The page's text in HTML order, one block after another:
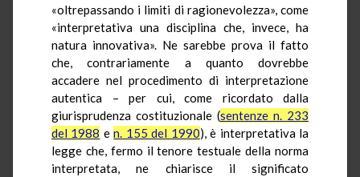
«oltrepassando i limiti di ragionevolezza», come
«interpretativa una disciplina che, invece, ha
natura innovativa». Ne sarebbe prova il fatto
che, contrariamente a quanto dovrebbe
accadere nel procedimento di interpretazione
autentica – per cui, come ricordato dalla
giurisprudenza costituzionale (sentenze n. 233
del 1988 en. 155 del 1990), è interpretativa la
legge che, fermo il tenore testuale della norma
interpretata, ne chiarisce il significato